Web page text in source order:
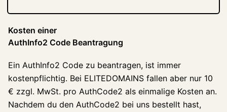
Kosten einer
AuthInfo2 Code Beantragung
Ein AuthInfo2 Code zu beantragen, ist immer
kostenpflichtig. Bei ELITEDOMAINS fallen aber nur 10
€ zzgl. MwSt. pro AuthCode2 als einmalige Kosten an.
Nachdem du den AuthCode2 bei uns bestellt hast,